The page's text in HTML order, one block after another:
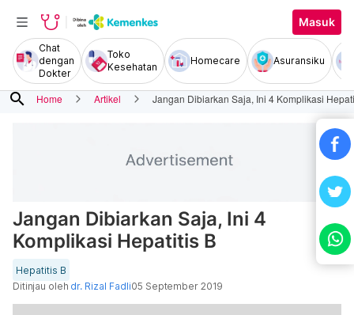
Masuk
Chat
dengan
Dokter
Toko
Kesehatan
Homecare Asuransiku
search Home Artikel Jangan Dibiarkan Saja, Ini 4 Komplikasi
Jangan Dibiarkan Saja, Ini 4
Komplikasi Hepatitis B
Hepatitis B
Ditinjau oleh dr. Rizal Fadli05 September 2019